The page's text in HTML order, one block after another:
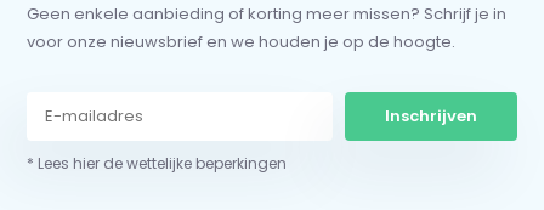
Geen enkele aanbieding of korting meer missen? Schrijf je in
voor onze nieuwsbrief en we houden je op de hoogte.
Inschrijven
* Lees hier de wettelijke beperkingen